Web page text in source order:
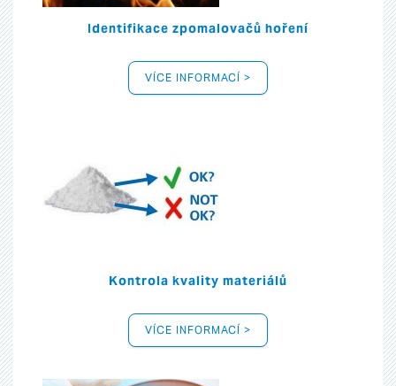
Identifikace zpomalovačů hoření
VÍCE INFORMACÍ >
Kontrola kvality materiálů
VÍCE INFORMACÍ >